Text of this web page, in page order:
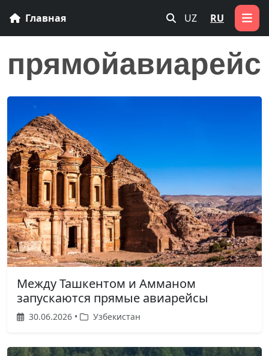
Главная UZ RU
прямойавиарейс
Между Ташкентом и Амманом
запускаются прямые авиарейсы
30.06.2026 • Узбекистан